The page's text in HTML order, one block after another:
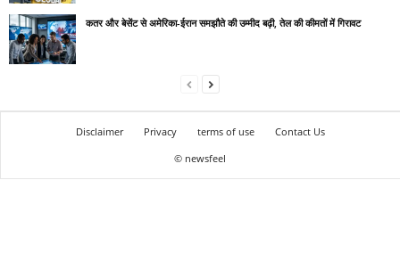
कतर और बेसेंट से अमेरिका-ईरान समझौते की उम्मीद बढ़ी, तेल की कीमतों में गिरावट
Disclaimer Privacy terms of use
Contact Us
© newsfeel